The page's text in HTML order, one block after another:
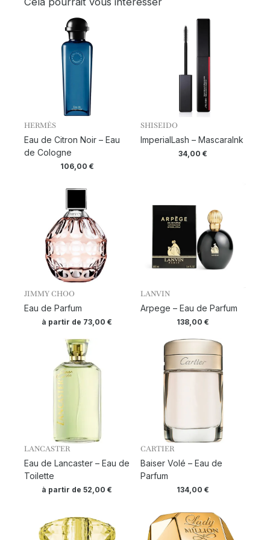
HERMÈS
Eau de Citron Noir – Eau
de Cologne
106,00 €
SHISEIDO
ImperialLash – MascaraInk
34,00€
JIMMY CHOO
Eau de Parfum
à partir de 73,00€
LANVIN
Arpege – Eau de Parfum
138,00€
LANCASTER
Eau de Lancaster – Eau de
Toilette
à partir de52,00€
CARTIER
Baiser Volé – Eau de
Parfum
134,00€